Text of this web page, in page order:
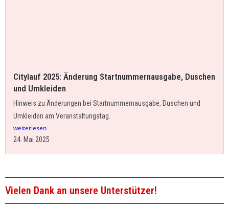
Citylauf 2025: Änderung Startnummernausgabe, Duschen
und Umkleiden
Hinweis zu Änderungen bei Startnummernausgabe, Duschen und
Umkleiden am Veranstaltungstag.
weiterlesen
24. Mai 2025
Vielen Dank an unsere Unterstützer!